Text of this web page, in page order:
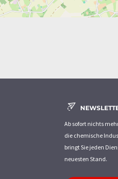
Ab sofort nichts
die chemische
bringt Sie jeden
neuesten Stand.